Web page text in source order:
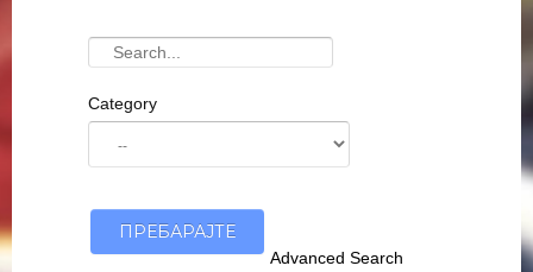
Category
Advanced Search